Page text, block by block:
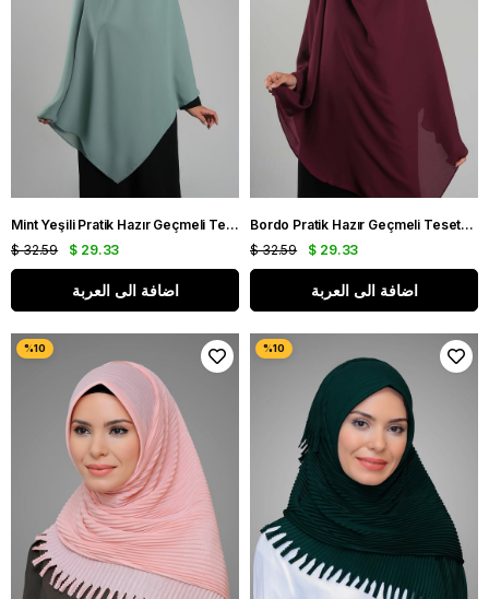
Mint Yeşili Pratik Hazır Geçmeli Tesettür Eşarp Krep Bağcıklı Çift Katlı Sufle Hijab 2314_13
$ 29.33
$ 32.59
اضافة الى العربة
Bordo Pratik Hazır Geçmeli Tesettür Eşarp Krep Bağcıklı Çift Katlı Sufle Hijab 2314_16
$ 29.33
$ 32.59
اضافة الى العربة